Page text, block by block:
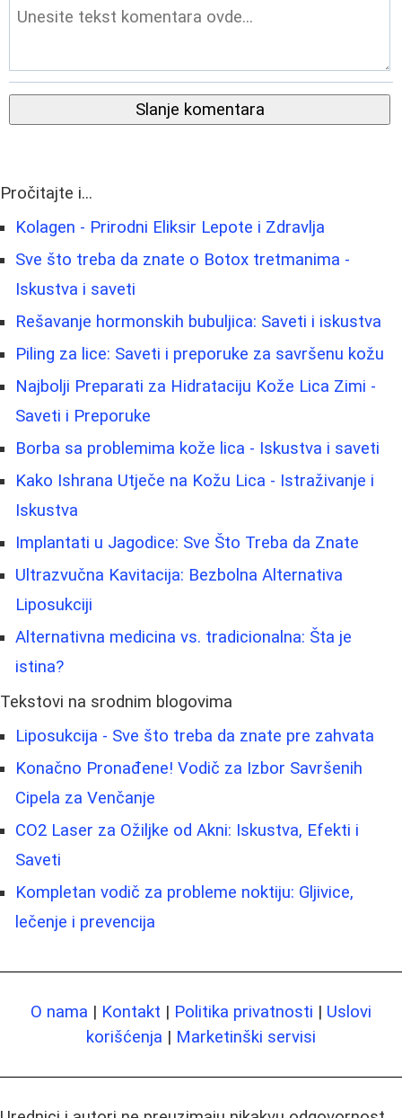
Slanje komentara
Pročitajte i...
Kolagen - Prirodni Eliksir Lepote i Zdravlja
Sve što treba da znate o Botox tretmanima -
Iskustva i saveti
Rešavanje hormonskih bubuljica: Saveti i iskustva
Piling za lice: Saveti i preporuke za savršenu kožu
Najbolji Preparati za Hidrataciju Kože Lica Zimi -
Saveti i Preporuke
Borba sa problemima kože lica - Iskustva i saveti
Kako Ishrana Utječe na Kožu Lica - Istraživanje i
Iskustva
Implantati u Jagodice: Sve Što Treba da Znate
Ultrazvučna Kavitacija: Bezbolna Alternativa
Liposukciji
Alternativna medicina vs. tradicionalna: Šta je
istina?
Tekstovi na srodnim blogovima
Liposukcija - Sve što treba da znate pre zahvata
Konačno Pronađene! Vodič za Izbor Savršenih
Cipela za Venčanje
CO2 Laser za Ožiljke od Akni: Iskustva, Efekti i
Saveti
Kompletan vodič za probleme noktiju: Gljivice,
lečenje i prevencija
O nama | Kontakt | Politika privatnosti | Uslovi
korišćenja | Marketinški servisi